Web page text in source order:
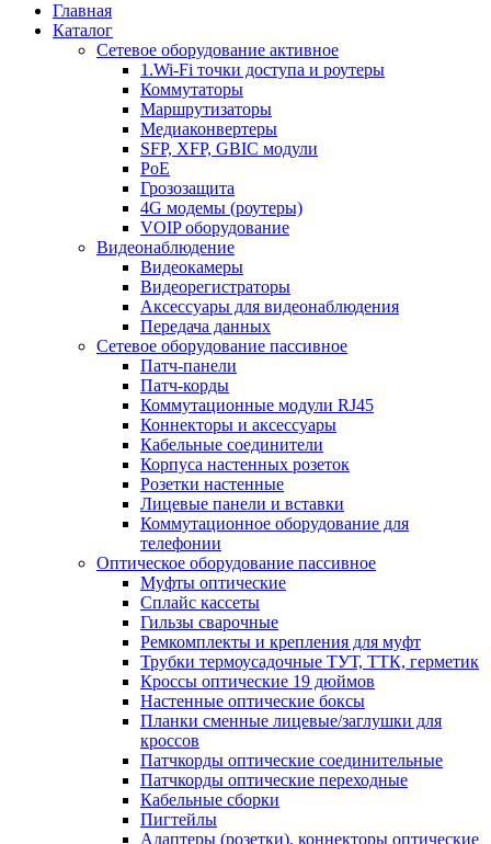
Главная
Каталог
Сетевое оборудование активное
1.Wi-Fi точки доступа и роутеры
Коммутаторы
Маршрутизаторы
Медиаконвертеры
SFP, XFP, GBIC модули
PoE
Грозозащита
4G модемы (роутеры)
VOIP оборудование
Видеонаблюдение
Видеокамеры
Видеорегистраторы
Аксессуары для видеонаблюдения
Передача данных
Сетевое оборудование пассивное
Патч-панели
Патч-корды
Коммутационные модули RJ45
Коннекторы и аксессуары
Кабельные соединители
Корпуса настенных розеток
Розетки настенные
Лицевые панели и вставки
Коммутационное оборудование для
телефонии
Оптическое оборудование пассивное
Муфты оптические
Сплайс кассеты
Гильзы сварочные
Ремкомплекты и крепления для муфт
Трубки термоусадочные ТУТ, ТТК, герметик
Кроссы оптические 19 дюймов
Настенные оптические боксы
Планки сменные лицевые/заглушки для
кроссов
Патчкорды оптические соединительные
Патчкорды оптические переходные
Кабельные сборки
Пигтейлы
Адаптеры (розетки), коннекторы оптические